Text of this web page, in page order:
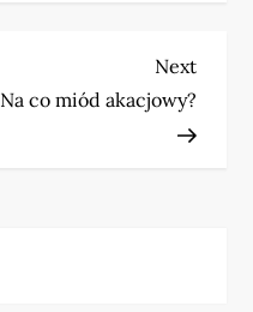
Next
Post
Next
Na co miód akacjowy?